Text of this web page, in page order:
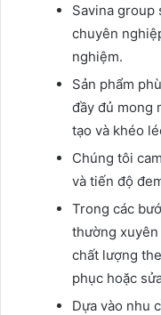
Savina group
chuyên
nghiệm.
Sản phẩm
đầy đủ mong
tạo và khéo
Chúng tôi
và tiến độ
Trong các
thường xuyên
chất lượng
phục hoặc
Dựa vào nhu